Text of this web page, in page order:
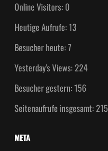
Online Visitors: 0
Heutige Aufrufe:13
Besucher heute:7
Yesterday's Views: 224
Besucher gestern:156
Seitenaufrufe insgesamt: 215
META